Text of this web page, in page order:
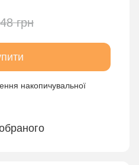
грн
накопичувальної